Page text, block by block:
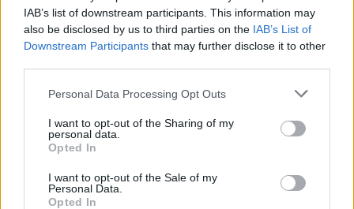
IAB’s list of downstream participants. This information may
also be disclosed by us to third parties on the IAB’s List of
Downstream Participants that may further disclose it to other
Please note that this website/app uses one or more Google
not limited to your visit or usage behaviour. You may click to
grant or deny consent to Google and its third-party tags to
use your data for below specified purposes in below Google
consent section.
Personal Data Processing Opt Outs
I want to opt-out of the Sharing of my
personal data.
Opted In
I want to opt-out of the Sale of my
Personal Data.
Opted In
Felhasználónév
Jelszó
Elfelejtette jelszavát?
Bejelentkezés
faiskola.hu
Kertészeti, kerti termékek és szolgáltatások térképes